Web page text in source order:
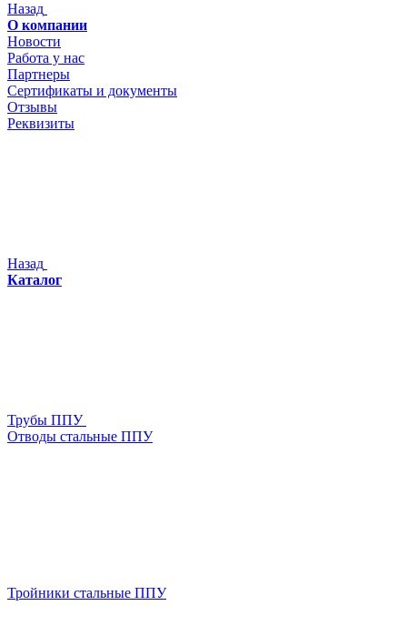
Назад
О компании
Новости
Работа у нас
Партнеры
Сертификаты и документы
Отзывы
Реквизиты
Назад
Каталог
Трубы ППУ
Отводы стальные ППУ
Тройники стальные ППУ